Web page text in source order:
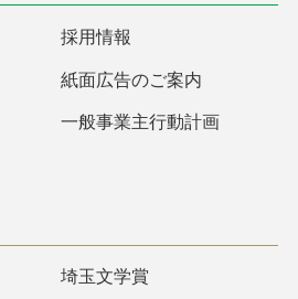
採用情報
紙面広告のご案内
一般事業主行動計画
埼玉文学賞